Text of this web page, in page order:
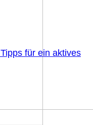
für ein aktives